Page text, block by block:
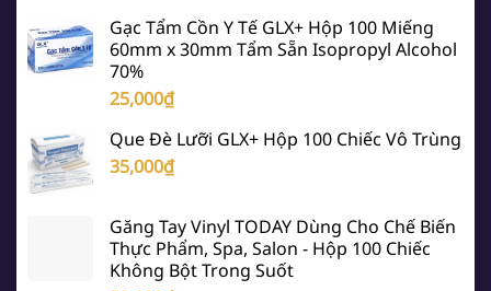
Gạc Tẩm Cồn Y Tế GLX+ Hộp 100 Miếng
60mm x 30mm Tẩm Sẵn Isopropyl Alcohol
70%
25,000₫
Que Đè Lưỡi GLX+ Hộp 100 Chiếc Vô Trùng
35,000₫
Găng Tay Vinyl TODAY Dùng Cho Chế Biến
Thực Phẩm, Spa, Salon - Hộp 100 Chiếc
Không Bột Trong Suốt